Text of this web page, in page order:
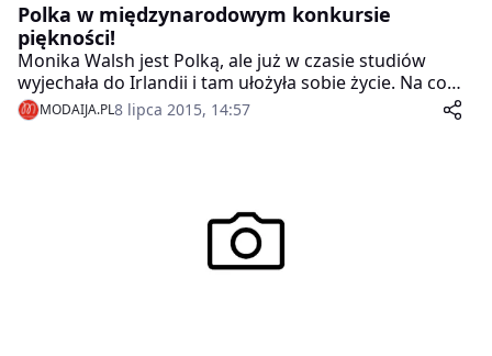
Polka w międzynarodowym konkursie
piękności!
Monika Walsh jest Polką, ale już w czasie studiów
wyjechała do Irlandii i tam ułożyła sobie życie. Na co
dzień jest nauczycielką, ale od zawsze interesowała się
modą, wyborami piękności.
MODAIJA.PL8 lipca 2015, 14:57